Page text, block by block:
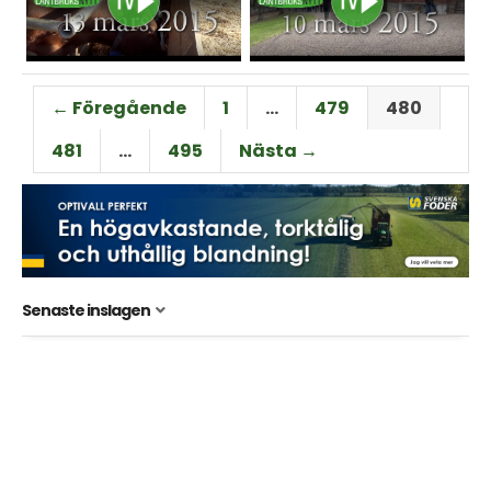
← Föregående 1 … 479
480
481
… 495 Nästa →
Senaste inslagen